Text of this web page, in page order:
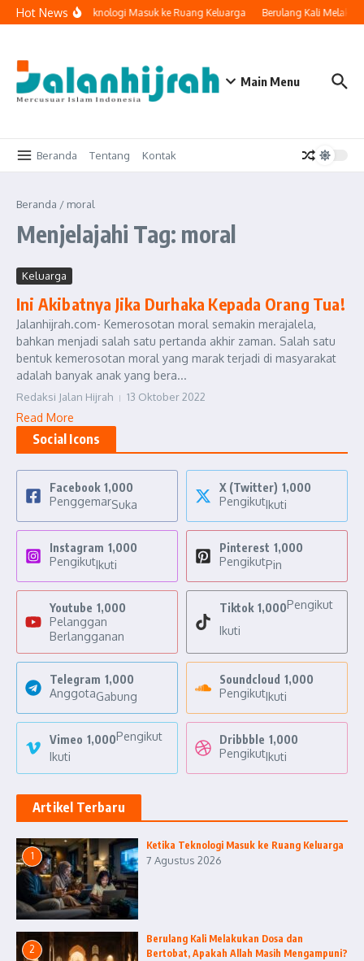
Lewati ke konten
Hot NewsKetika Teknologi Masuk ke Ruang Keluarga Berulang Kali
Main Menu
Beranda Tentang Kontak
Beranda / moral
Menjelajahi Tag: moral
Keluarga
Ini Akibatnya Jika Durhaka Kepada Orang Tua!
Jalanhijrah.com- Kemerosotan moral semakin merajalela,
bahkan menjadi salah satu pertanda akhir zaman. Salah satu
bentuk kemerosotan moral yang marak terjadi di masyarakat
adalah banyak anak yang bera...
Redaksi Jalan Hijrah 13 Oktober 2022
Read More
Social Icons
Facebook 1,000
PenggemarSuka
X (Twitter) 1,000
PengikutIkuti
Instagram 1,000
PengikutIkuti
Pinterest 1,000
PengikutPin
Youtube 1,000
Pelanggan
Berlangganan
Tiktok 1,000Pengikut
Ikuti
Telegram 1,000
AnggotaGabung
Soundcloud 1,000
PengikutIkuti
Vimeo 1,000Pengikut
Ikuti
Dribbble 1,000
PengikutIkuti
Artikel Terbaru
1
Ketika Teknologi Masuk ke Ruang Keluarga
7 Agustus 2026
2
Berulang Kali Melakukan Dosa dan
Bertobat, Apakah Allah Masih Mengampuni?